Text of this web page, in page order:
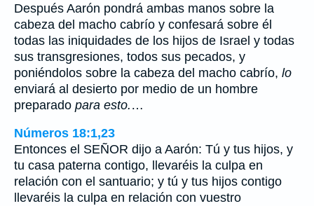
Después Aarón pondrá ambas manos sobre la
cabeza del macho cabrío y confesará sobre él
todas las iniquidades de los hijos de Israel y todas
sus transgresiones, todos sus pecados, y
poniéndolos sobre la cabeza del macho cabrío, lo
enviará al desierto por medio de un hombre
preparado para esto. …
Números 18:1,23
Entonces el SEÑOR dijo a Aarón: Tú y tus hijos, y
tu casa paterna contigo, llevaréis la culpa en
relación con el santuario; y tú y tus hijos contigo
llevaréis la culpa en relación con vuestro